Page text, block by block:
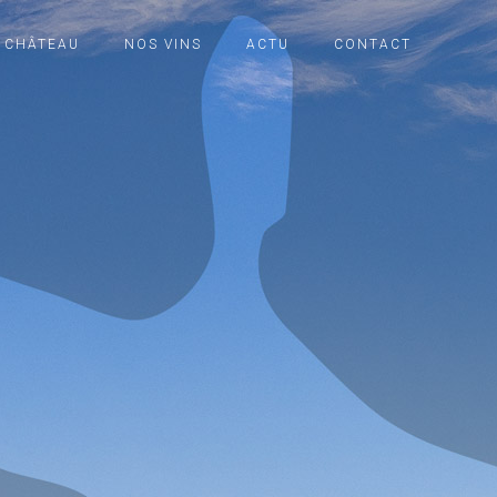
CHÂTEAU NOS VINS ACTU CONTACT